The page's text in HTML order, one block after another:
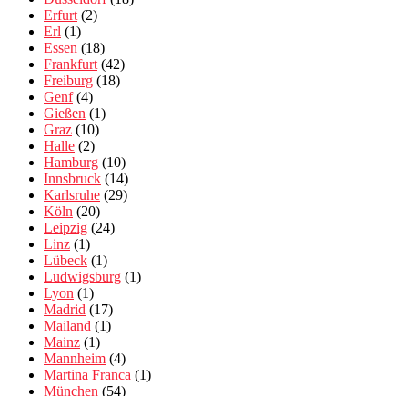
Erfurt (2)
Erl (1)
Essen (18)
Frankfurt (42)
Freiburg (18)
Genf(4)
Gießen (1)
Graz (10)
Halle (2)
Hamburg (10)
Innsbruck (14)
Karlsruhe (29)
Köln (20)
Leipzig (24)
Linz (1)
Lübeck (1)
Ludwigsburg (1)
Lyon (1)
Madrid (17)
Mailand (1)
Mainz (1)
Mannheim (4)
Martina Franca (1)
München (54)